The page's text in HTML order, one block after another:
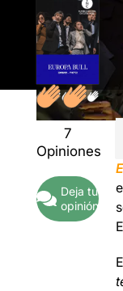
7
Opiniones
Deja tu
opinión